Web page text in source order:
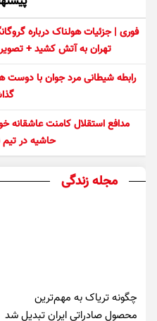
فوری | جزئیات هولناک درباره
تهران به آتش کشید +
رابطه شیطانی مرد جوان با
مدافع استقلال کامنت عاشقانه
حاشیه در تیم
مجله زندگی
چگونه تریاک به مهم‌ترین
محصول صادراتی ایران تبدیل شد